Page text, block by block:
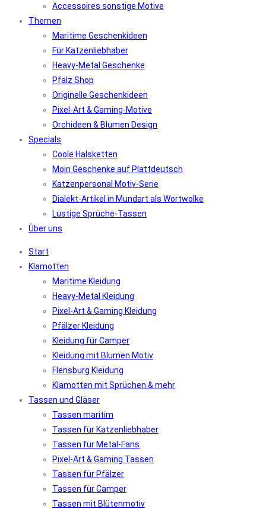
Accessoires sonstige Motive
Themen
Maritime Geschenkideen
Für Katzenliebhaber
Heavy-Metal Geschenke
Pfalz Shop
Originelle Geschenkideen
Pixel-Art & Gaming-Motive
Orchideen & Blumen Design
Specials
Coole Halsketten
Moin Geschenke auf Plattdeutsch
Katzenpersonal Motiv-Serie
Dialekt-Artikel in Mundart als Wortwolke
Lustige Sprüche-Tassen
Über uns
Start
Klamotten
Maritime Kleidung
Heavy-Metal Kleidung
Pixel-Art & Gaming Kleidung
Pfälzer Kleidung
Kleidung für Camper
Kleidung mit Blumen Motiv
Flensburg Kleidung
Klamotten mit Sprüchen & mehr
Tassen und Gläser
Tassen maritim
Tassen für Katzenliebhaber
Tassen für Metal-Fans
Pixel-Art & Gaming Tassen
Tassen für Pfälzer
Tassen für Camper
Tassen mit Blütenmotiv